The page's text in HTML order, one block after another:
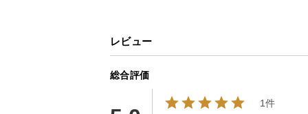
レビュー
総合評価
1件